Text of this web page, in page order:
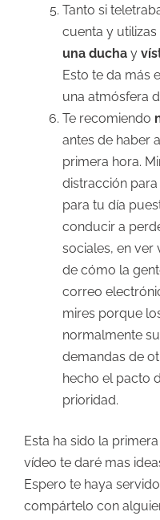
Tanto si
cuenta y
una ducha y
Esto te da más
una atmósfera
Te recomiendo
antes de haber
primera hora.
distracción
para tu día
conducir a
sociales, en ver
de cómo la
correo
mires porque
normalmente
demandas de
hecho el pacto
prioridad.
Esta ha sido la
vídeo te daré mas
Espero te haya
compártelo con